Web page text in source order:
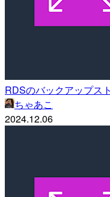
RDSのバックアップス
ちゃあこ
2024.12.06